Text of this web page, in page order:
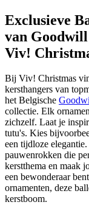
Exclusieve
van
Viv!
Bij Viv! Christmas
kersthangers van
het Belgische
collectie. Elk
zichzelf. Laat je
tutu's. Kies
een tijdloze
pauwenrokken die
kerstthema en maak
een bewonderaar
ornamenten, deze
kerstboom.